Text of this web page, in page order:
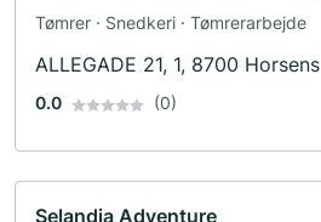
Tømrer · Snedkeri · Tømrerarbejde
ALLEGADE 21, 1, 8700 Horsens
0.0 (0)
Selandia Adventure